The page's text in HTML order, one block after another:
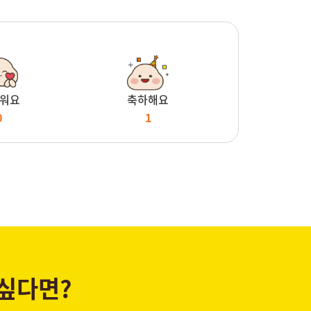
요
축하해요
1
다면?